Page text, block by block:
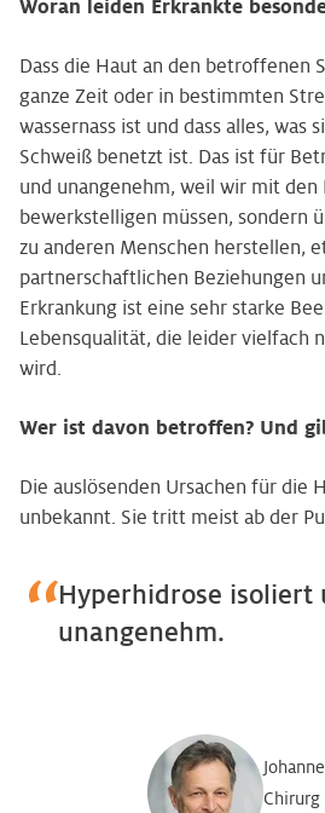
Woran leiden Erkrankte
Dass die Haut an den betroffenen
ganze Zeit oder in bestimmten
wassernass ist und dass alles, was
Schweiß benetzt ist. Das ist für
und unangenehm, weil wir mit den
bewerkstelligen müssen, sondern
zu anderen Menschen herstellen,
partnerschaftlichen Beziehungen
Erkrankung ist eine sehr starke
Lebensqualität, die leider vielfach
wird.
Wer ist davon betroffen? Und
Die auslösenden Ursachen für die
unbekannt. Sie tritt meist ab der
Hyperhidrose isoliert
unangenehm.
Chirurg